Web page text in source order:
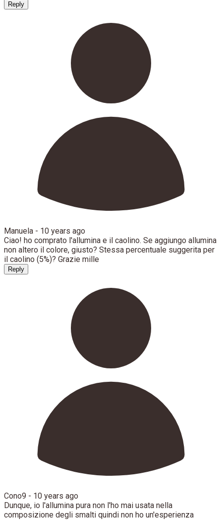
Reply
Manuela - 10 years ago
Ciao! ho comprato l'allumina e il caolino. Se aggiungo allumina
non altero il colore, giusto? Stessa percentuale suggerita per
il caolino (5%)? Grazie mille
Reply
Cono9 - 10 years ago
Dunque, io l'allumina pura non l'ho mai usata nella
composizione degli smalti quindi non ho un'esperienza